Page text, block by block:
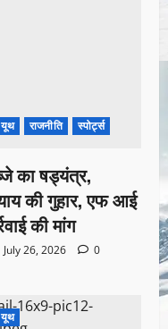
यूथ राजनीति स्पोर्ट्स
का षड्यंत्र,
की गुहार, एफ आई
की मांग
July 26, 2026
0
यूथ